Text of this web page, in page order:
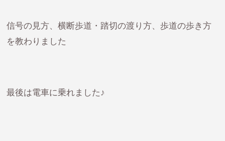
信号の見方、横断歩道・踏切の渡り方、歩道の歩き方
を教わりました
最後は電車に乗れました♪